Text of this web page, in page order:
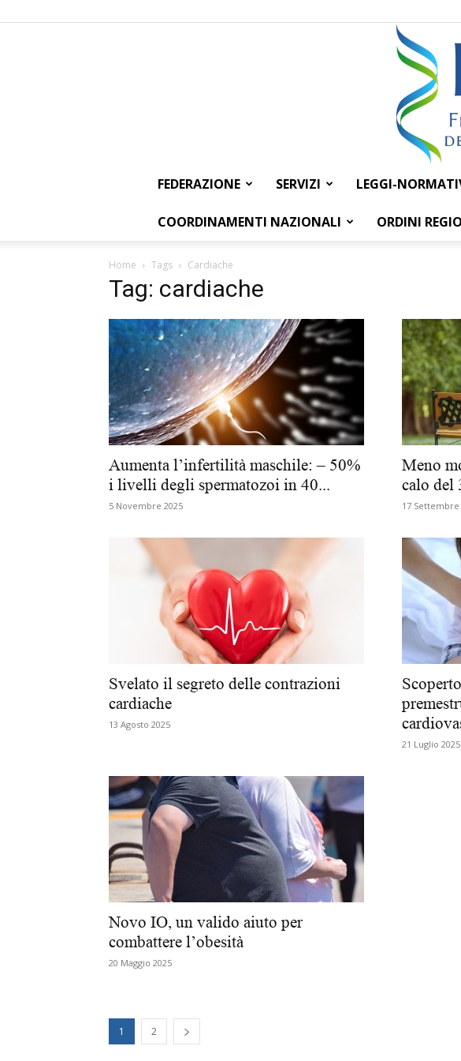
FEDERAZIONE SERVIZI LEGGI-
COORDINAMENTI NAZIONALI ORDINI
Home Tags Cardiache
Tag: cardiache
Aumenta l’infertilità maschile: – 50%
i livelli degli spermatozoi in 40...
5 Novembre 2025
Meno
calo del
17 Settembre
Svelato il segreto delle contrazioni
cardiache
13 Agosto 2025
21 Luglio 2025
Novo IO, un valido aiuto per
combattere l’obesità
20 Maggio 2025
1 2